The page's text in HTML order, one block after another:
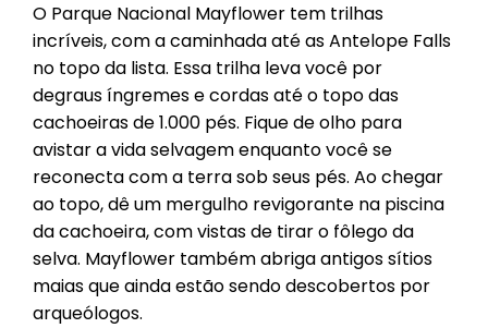
O Parque Nacional Mayflower tem trilhas
incríveis, com a caminhada até as Antelope Falls
no topo da lista. Essa trilha leva você por
degraus íngremes e cordas até o topo das
cachoeiras de 1.000 pés. Fique de olho para
avistar a vida selvagem enquanto você se
reconecta com a terra sob seus pés. Ao chegar
ao topo, dê um mergulho revigorante na piscina
da cachoeira, com vistas de tirar o fôlego da
selva. Mayflower também abriga antigos sítios
maias que ainda estão sendo descobertos por
arqueólogos.